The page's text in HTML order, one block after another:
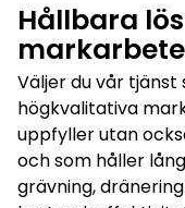
Hållbara
Väljer du vår
högkvalitativa
uppfyller utan
och som håller
grävning,